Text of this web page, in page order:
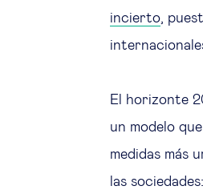
incierto,
El horizonte
un modelo
medidas más
las